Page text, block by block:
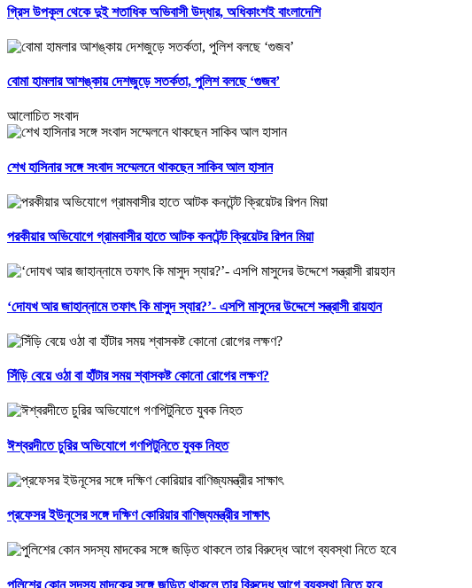
গ্রিস উপকূল থেকে দুই শতাধিক অভিবাসী উদ্ধার, অধিকাংশই বাংলাদেশি
বোমা হামলার আশঙ্কায় দেশজুড়ে সতর্কতা, পুলিশ বলছে ‘গুজব’
আলোচিত সংবাদ
শেখ হাসিনার সঙ্গে সংবাদ সম্মেলনে থাকছেন সাকিব আল হাসান
পরকীয়ার অভিযোগে গ্রামবাসীর হাতে আটক কনটেন্ট ক্রিয়েটর রিপন মিয়া
‘দোযখ আর জাহান্নামে তফাৎ কি মাসুদ স্যার?’- এসপি মাসুদের উদ্দেশে সন্ত্রাসী রায়হান
সিঁড়ি বেয়ে ওঠা বা হাঁটার সময় শ্বাসকষ্ট কোনো রোগের লক্ষণ?
ঈশ্বরদীতে চুরির অভিযোগে গণপিটুনিতে যুবক নিহত
প্রফেসর ইউনূসের সঙ্গে দক্ষিণ কোরিয়ার বাণিজ্যমন্ত্রীর সাক্ষাৎ
পুলিশের কোন সদস্য মাদকের সঙ্গে জড়িত থাকলে তার বিরুদ্ধে আগে ব্যবস্থা নিতে হবে